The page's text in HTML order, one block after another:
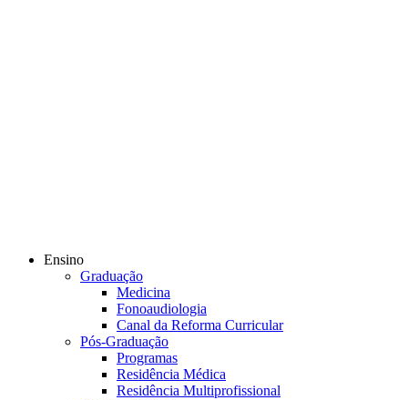
Ensino
Graduação
Medicina
Fonoaudiologia
Canal da Reforma Curricular
Pós-Graduação
Programas
Residência Médica
Residência Multiprofissional